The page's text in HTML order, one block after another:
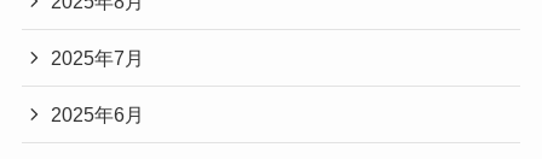
2025年7月
2025年6月